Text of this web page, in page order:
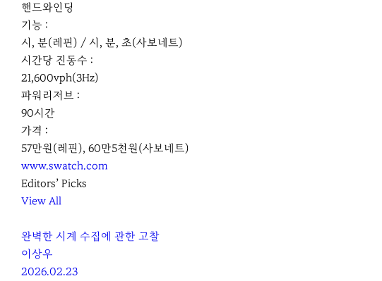
핸드와인딩
기능 :
시, 분(레핀) / 시, 분, 초(사보네트)
시간당 진동수 :
21,600vph(3Hz)
파워리저브 :
90시간
가격 :
57만원(레핀), 60만5천원(사보네트)
www.swatch.com
Editors’ Picks
View All
완벽한 시계 수집에 관한 고찰
이상우
2026.02.23